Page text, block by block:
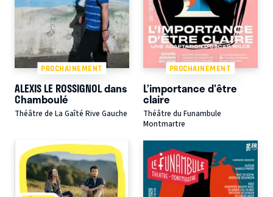
PROCHAINEMENT
ALEXIS LE ROSSIGNOL dans
Chamboulé
Théâtre de La Gaîté Rive Gauche
PROCHAINEMENT
L’importance d'être
claire
Théâtre du Funambule
Montmartre